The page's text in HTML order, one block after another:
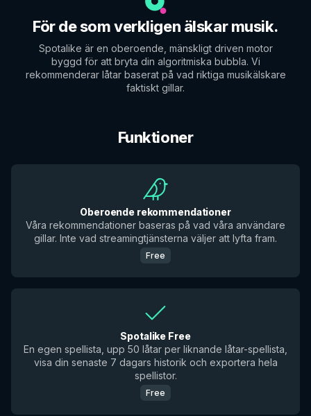
För de som verkligen älskar musik.
Spotalike är en oberoende, mänskligt driven motor
byggd för att bryta din algoritmiska bubbla. Vi
rekommenderar låtar baserat på vad riktiga musikälskare
faktiskt gillar.
Funktioner
Oberoende rekommendationer
Våra rekommendationer baseras på vad våra användare
gillar. Inte vad streamingtjänsterna väljer att lyfta fram.
Free
Spotalike Free
En egen spellista, upp 50 låtar per liknande låtar-spellista,
visa din senaste 7 dagars historik och exportera hela
spellistor.
Free